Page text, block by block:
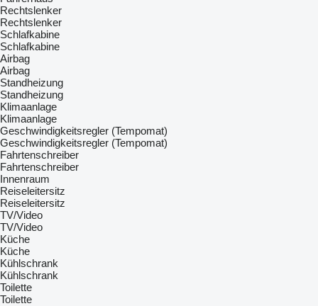
Rechtslenker
Rechtslenker
Schlafkabine
Schlafkabine
Airbag
Airbag
Standheizung
Standheizung
Klimaanlage
Klimaanlage
Geschwindigkeitsregler (Tempomat)
Geschwindigkeitsregler (Tempomat)
Fahrtenschreiber
Fahrtenschreiber
Innenraum
Reiseleitersitz
Reiseleitersitz
TV/Video
TV/Video
Küche
Küche
Kühlschrank
Kühlschrank
Toilette
Toilette